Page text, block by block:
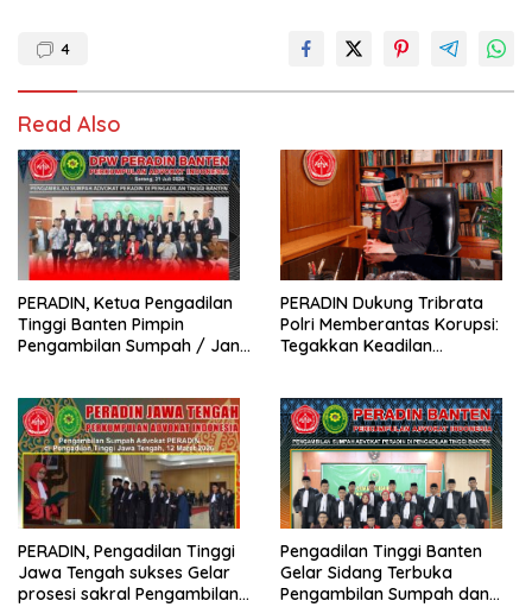
4
Read Also
PERADIN, Ketua Pengadilan
Tinggi Banten Pimpin
Pengambilan Sumpah / Janji
PERADIN Dukung Tribrata
Polri Memberantas Korupsi:
Tegakkan Keadilan
PERADIN, Pengadilan Tinggi
Jawa Tengah sukses Gelar
prosesi sakral Pengambilan
Pengadilan Tinggi Banten
Gelar Sidang Terbuka
Pengambilan Sumpah dan